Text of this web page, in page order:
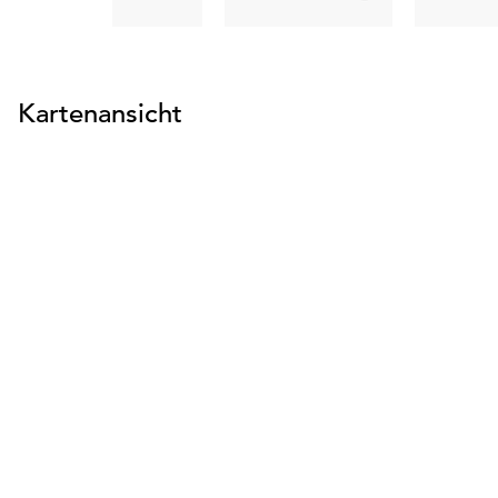
Kartenansicht